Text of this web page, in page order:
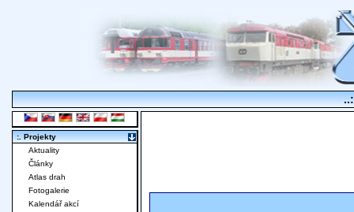
:. Projekty
Aktuality
Články
Atlas drah
Fotogalerie
Kalendář akcí